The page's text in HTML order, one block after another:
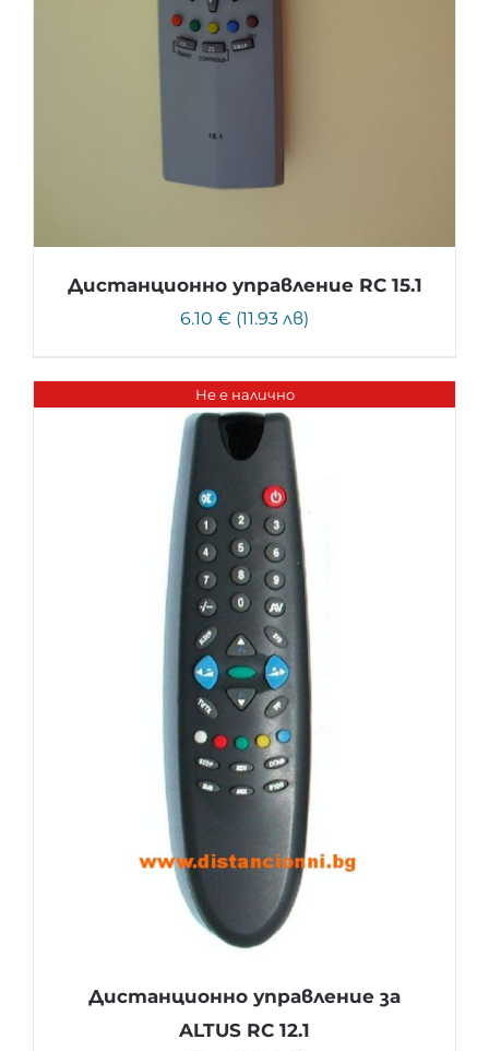
Дистанционно управление RC 15.1
6.10 € (11.93 лв)
Не е налично
Дистанционно управление за
ALTUS RC 12.1